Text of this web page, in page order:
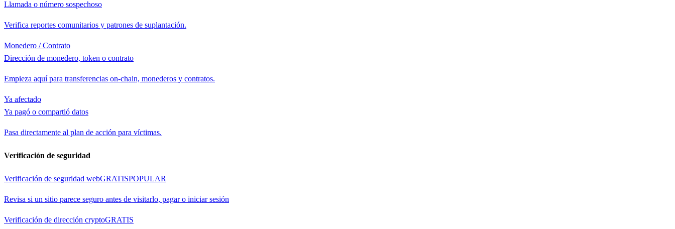
Llamada o número sospechoso
Verifica reportes comunitarios y patrones de suplantación.
Monedero / Contrato
Dirección de monedero, token o contrato
Empieza aquí para transferencias on-chain, monederos y contratos.
Ya afectado
Ya pagó o compartió datos
Pasa directamente al plan de acción para víctimas.
Verificación de seguridad
Verificación de seguridad webGRATISPOPULAR
Revisa si un sitio parece seguro antes de visitarlo, pagar o iniciar sesión
Verificación de dirección cryptoGRATIS